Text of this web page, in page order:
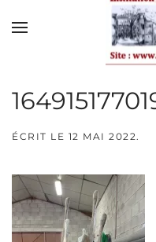
Skip to main content
ÉCRIT LE 12 MAI 2022.